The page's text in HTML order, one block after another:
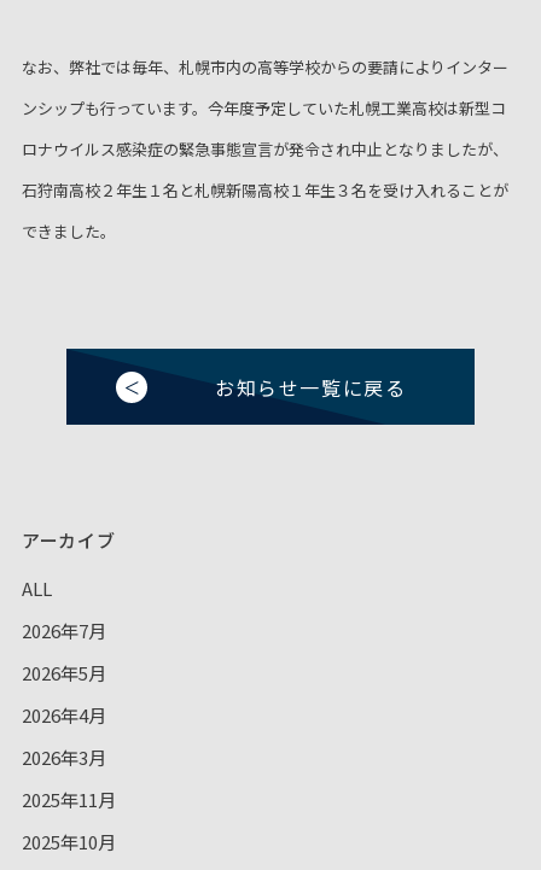
なお、弊社では毎年、札幌市内の高等学校からの要請によりインター
ンシップも行っています。今年度予定していた札幌工業高校は新型コ
ロナウイルス感染症の緊急事態宣言が発令され中止となりましたが、
石狩南高校２年生１名と札幌新陽高校１年生３名を受け入れることが
できました。
お知らせ一覧に戻る
アーカイブ
ALL
2026年7月
2026年5月
2026年4月
2026年3月
2025年11月
2025年10月